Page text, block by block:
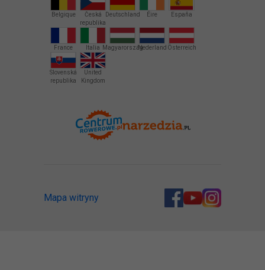
Belgique
Česká
republika
Deutschland Éire España
France Italia MagyarországNederland Österreich
Slovenská
republika
United
Kingdom
Mapa witryny